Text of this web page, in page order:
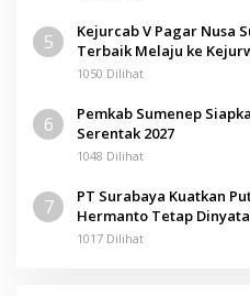
5
Kejurcab V Pagar Nusa
Terbaik Melaju ke
1050 Dilihat
6
Pemkab Sumenep
Serentak 2027
1048 Dilihat
7
PT Surabaya Kuatkan
Hermanto Tetap
Pamolokan
1017 Dilihat